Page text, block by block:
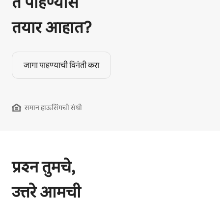
तयार आहात?
जागा पाहण्याची विनंती करा
समान हाऊसिंगची संधी
प्रश्न तुमचे,
उत्तरे आमची